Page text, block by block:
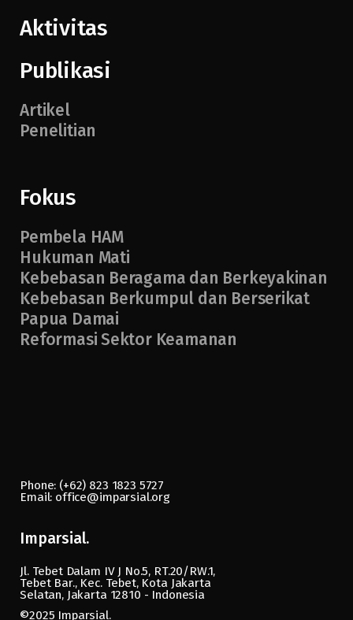
Aktivitas
Publikasi
Artikel
Penelitian
Fokus
Pembela HAM
Hukuman Mati
Kebebasan Beragama dan Berkeyakinan
Kebebasan Berkumpul dan Berserikat
Papua Damai
Reformasi Sektor Keamanan
Phone: (+62) 823 1823 5727
Email: office@imparsial.org
Imparsial.
Jl. Tebet Dalam IV J No.5, RT.20/RW.1,
Tebet Bar., Kec. Tebet, Kota Jakarta
Selatan, Jakarta 12810 - Indonesia
©2025 Imparsial.